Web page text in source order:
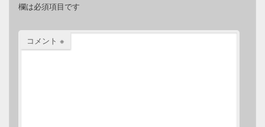
欄は必須項目です
コメント ※